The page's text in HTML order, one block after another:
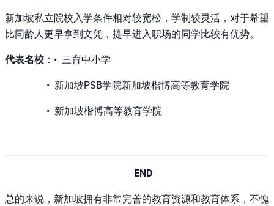
新加坡私立院校入学条件相对较宽松，学制较灵活，对于希望
比同龄人更早拿到文凭，提早进入职场的同学比较有优势。
代表名校 ：• 三育中小学
• 新加坡PSB学院新加坡楷博高等教育学院
• 新加坡楷博高等教育学院
END
总的来说，新加坡拥有非常完善的教育资源和教育体系，不愧